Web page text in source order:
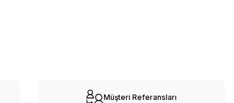
Müşteri Referansları